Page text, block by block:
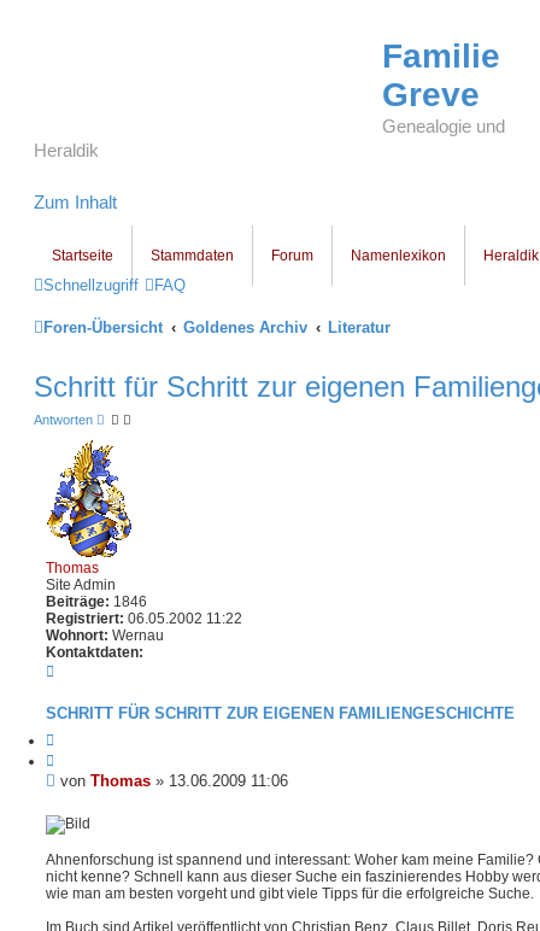
Familie
Greve
Genealogie und
Heraldik
Zum Inhalt
Startseite Stammdaten Forum Namenlexikon Heraldik
Schnellzugriff FAQ
Foren-Übersicht Goldenes Archiv Literatur
Schritt für Schritt zur eigenen
Antworten
Thomas
Site Admin
Beiträge: 1846
Registriert: 06.05.2002 11:22
Wohnort: Wernau
Kontaktdaten:
t
d
t
e
n
v
o
T
SCHRITT FÜR SCHRITT ZUR EIGENEN FAMILIENGESCHICHTE
t
i
r
e
n
B
i
r
a
g
von Thomas » 13.06.2009 11:06
Ahnenforschung ist spannend und interessant: Woher kam meine
nicht kenne? Schnell kann aus dieser Suche ein faszinierendes Hobby
wie man am besten vorgeht und gibt viele Tipps für die erfolgreiche Suche.
Im Buch sind Artikel veröffentlicht von Christian Benz, Claus Billet, Doris